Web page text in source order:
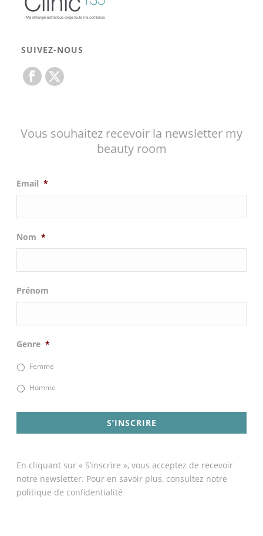
SUIVEZ-NOUS
Vous souhaitez recevoir la newsletter my
beauty room
Email *
Nom *
Prénom
Genre *
Femme
Homme
En cliquant sur « S’inscrire », vous acceptez de recevoir
notre newsletter. Pour en savoir plus, consultez notre
politique de confidentialité